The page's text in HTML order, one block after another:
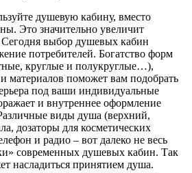
душевую кабину, вместо
Это значительно увеличит
Сегодня выбор душевых кабин
потребителей. Богатство форм
круглые и полукруглые…),
материалов поможет вам подобрать
под ваши индивидуальные
и внутреннее оформление
виды душа (верхний,
дозаторы для косметических
и радио – вот далеко не весь
современных душевых кабин. Так
насладиться принятием душа.